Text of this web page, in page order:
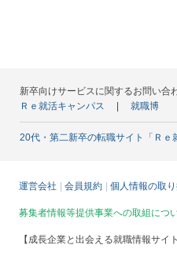
新卒向けサービスに関するお問い合
Ｒｅ就活キャンパス
就職博
20代・第二新卒の転職サイト「Ｒｅ
運営会社 会員規約 個人情報の取
募集者情報等提供事業への取組につ
【成長企業と出会える就職情報サイト